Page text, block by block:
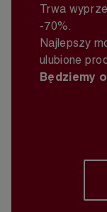
Trwa w
-70%.
Najlepszy
ulubione
Będziemy